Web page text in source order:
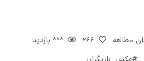
*** بازدید